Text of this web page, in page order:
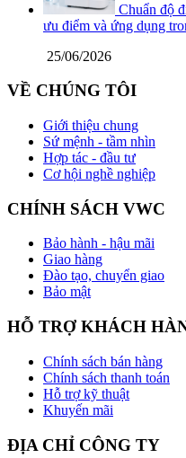
Chuẩn độ
ưu điểm và ứng dụng
25/06/2026
VỀ CHÚNG TÔI
Giới thiệu chung
Sứ mệnh - tầm nhìn
Hợp tác - đầu tư
Cơ hội nghề nghiệp
CHÍNH SÁCH VWC
Bảo hành - hậu mãi
Giao hàng
Đào tạo, chuyển giao
Bảo mật
HỖ TRỢ KHÁCH
Chính sách bán hàng
Chính sách thanh toán
Hỗ trợ kỹ thuật
Khuyến mãi
ĐỊA CHỈ CÔNG TY